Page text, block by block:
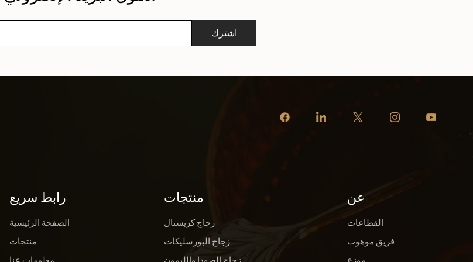
اشترك
رابط سريع
الصفحة الرئيسية
منتجات
منتجات
زجاج كريستال
زجاج البورسليكات
عن
القطاعات
فريق موهوب